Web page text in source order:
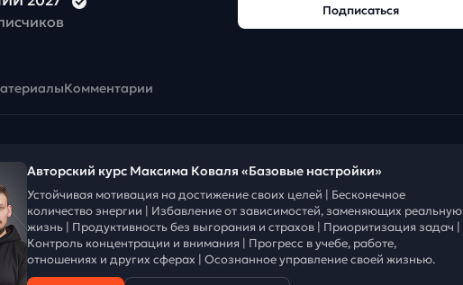
Подписаться
Комментарии
Авторский курс Максима Коваля «Базовые настройки»
Устойчивая мотивация на достижение своих целей | Бесконечное
количество энергии | Избавление от зависимостей, заменяющих реальную
жизнь | Продуктивность без выгорания и страхов | Приоритизация задач |
Контроль концентрации и внимания | Прогресс в учебе, работе,
отношениях и других сферах | Осознанное управление своей жизнью.